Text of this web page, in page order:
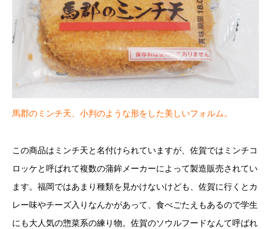
馬郡のミンチ天、小判のような形をした美しいフォルム。
この商品はミンチ天と名付けられていますが、佐賀ではミンチコ
ロッケと呼ばれて複数の蒲鉾メーカーによって製造販売されてい
ます。福岡ではあまり種類を見かけないけども、佐賀に行くとカ
レー味やチーズ入りなんかがあって、食べごたえもあるので学生
にも大人気の惣菜系の練り物。佐賀のソウルフードなんて呼ばれ